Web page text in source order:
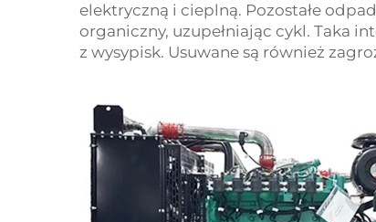
elektryczną i cieplną. Pozostałe
organiczny, uzupełniając cykl. Taka
z wysypisk. Usuwane są również